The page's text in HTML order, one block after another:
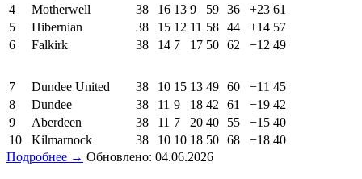
4
Motherwell 38 16 13 9 59 36 +23 61
5
Hibernian 38 15 12 11 58 44 +14 57
6
Falkirk 38 14 7 17 50 62 −12 49
7 Dundee United 38 10 15 13 49 60 −11 45
8
Dundee 38 11 9 18 42 61 −19 42
9
Aberdeen 38 11 7 20 40 55 −15 40
10
Kilmarnock 38 10 10 18 50 68 −18 40
Подробнее → Обновлено: 04.06.2026